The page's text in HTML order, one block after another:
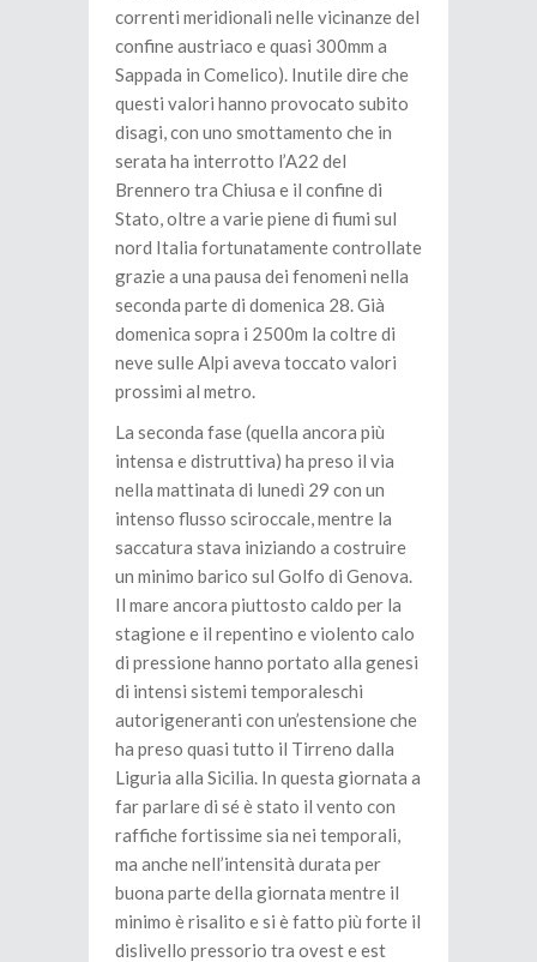
correnti meridionali nelle vicinanze del
confine austriaco e quasi 300mm a
Sappada in Comelico). Inutile dire che
questi valori hanno provocato subito
disagi, con uno smottamento che in
serata ha interrotto l’A22 del
Brennero tra Chiusa e il confine di
Stato, oltre a varie piene di fiumi sul
nord Italia fortunatamente controllate
grazie a una pausa dei fenomeni nella
seconda parte di domenica 28. Già
domenica sopra i 2500m la coltre di
neve sulle Alpi aveva toccato valori
prossimi al metro.
La seconda fase (quella ancora più
intensa e distruttiva) ha preso il via
nella mattinata di lunedì 29 con un
intenso flusso sciroccale, mentre la
saccatura stava iniziando a costruire
un minimo barico sul Golfo di Genova.
Il mare ancora piuttosto caldo per la
stagione e il repentino e violento calo
di pressione hanno portato alla genesi
di intensi sistemi temporaleschi
autorigeneranti con un’estensione che
ha preso quasi tutto il Tirreno dalla
Liguria alla Sicilia. In questa giornata a
far parlare di sé è stato il vento con
raffiche fortissime sia nei temporali,
ma anche nell’intensità durata per
buona parte della giornata mentre il
minimo è risalito e si è fatto più forte il
dislivello pressorio tra ovest e est